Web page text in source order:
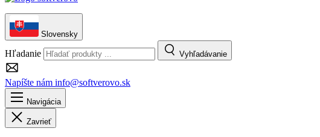
Slovensky
Hľadanie Vyhľadávanie
Napíšte nám info@softverovo.sk
Navigácia
Zavrieť